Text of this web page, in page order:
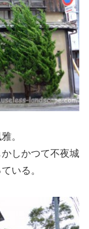
。
しかつて不夜城
いる。